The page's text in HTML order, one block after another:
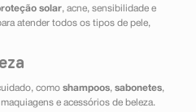
solar, acne, sensibilidade e
atender todos os tipos de pele,
como shampoos, sabonetes,
maquiagens e acessórios de beleza.